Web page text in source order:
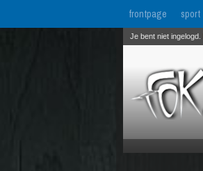
frontpage sport
Je bent niet ingelogd.